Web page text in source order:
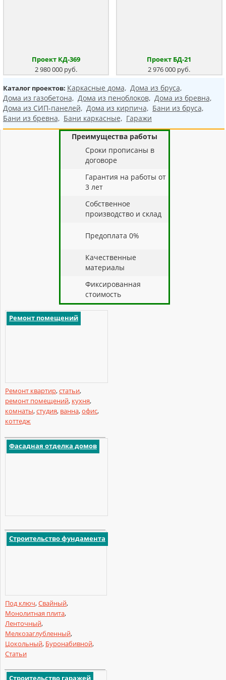
Проект КД-369
2 980 000 руб.
Проект БД-21
2 976 000 руб.
Каталог проектов: Каркасные дома, Дома из бруса,
Дома из газобетона, Дома из пеноблоков, Дома из бревна,
Дома из СИП-панелей, Дома из кирпича, Бани из бруса,
Бани из бревна, Бани каркасные, Гаражи
Преимущества работы
Cроки прописаны в
договоре
Гарантия на работы от
3 лет
Собственное
производство и склад
Предоплата 0%
Качественные
материалы
Фиксированная
стоимость
Ремонт помещений
Ремонт квартир,статьи,
ремонт помещений, кухня,
комнаты,студия, ванна,офис,
коттедж
Фасадная отделка домов
Строительство фундамента
Под ключ,Свайный,
Монолитная плита,
Ленточный,
Мелкозаглубленный,
Цокольный, Буронабивной,
Статьи
Строительство гаражей